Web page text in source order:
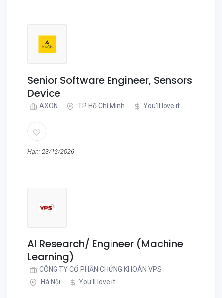
Senior Software Engineer, Sensors
Device
AXON TP Hồ Chí Minh You'll love it
Hạn: 23/12/2026
AI Research/ Engineer (Machine
Learning)
CÔNG TY CỔ PHẦN CHỨNG KHOÁN VPS
Hà Nội
You'll love it